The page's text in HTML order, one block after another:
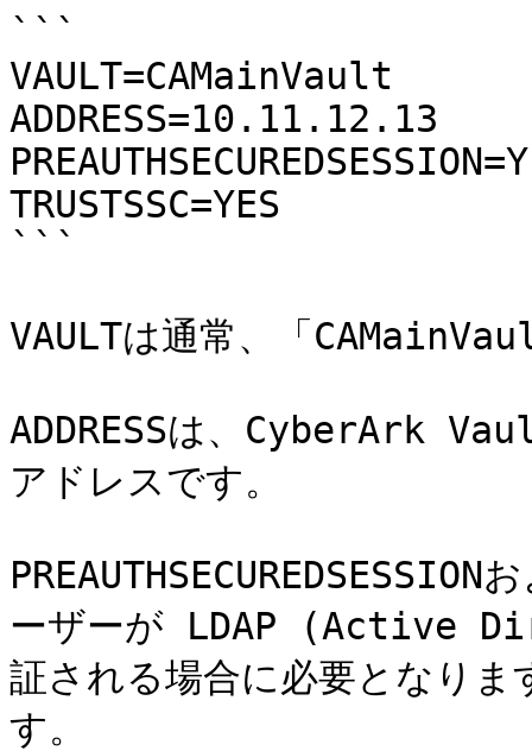
```
VAULT=CAMainVault
ADDRESS=10.11.12.13
TRUSTSSC=YES
```
VAULTは通常、「
ADDRESSは、Cyber​​Ark
アドレスです。
ーザーが LDAP (Active
証される場合に必要となり
す。